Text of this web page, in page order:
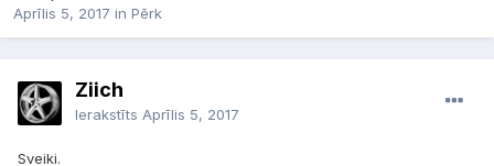
Aprīlis 5, 2017 in Pērk
Ziich
Ierakstīts Aprīlis 5, 2017
Sveiki.